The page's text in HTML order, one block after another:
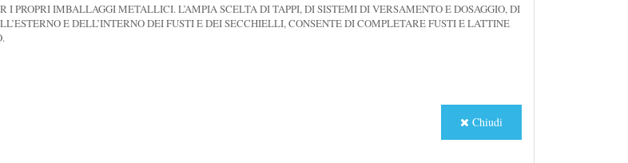
PROPRI IMBALLAGGI METALLICI. L’AMPIA SCELTA DI TAPPI, DI SISTEMI DI VERSAMENTO E DOSAGGIO, DI
E DELL’INTERNO DEI FUSTI E DEI SECCHIELLI, CONSENTE DI COMPLETARE FUSTI E LATTINE
Chiudi